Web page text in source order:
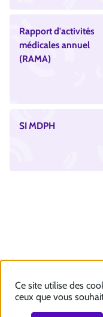
Rapport d'activités
médicales annuel
(RAMA)
SI MDPH
Ce site utilise des
ceux que vous